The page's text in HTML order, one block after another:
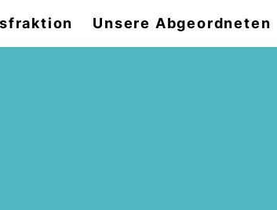
Unsere Abgeordneten